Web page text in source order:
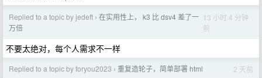
Replied to a topic by jedeft › 在实用性上， k3 比 dsv4 差了一
万倍
13 小时 4 分钟
前
不要太绝对，每个人需求不一样
Replied to a topic by foryou2023 › 重复造轮子，简单部署 html 2 天前